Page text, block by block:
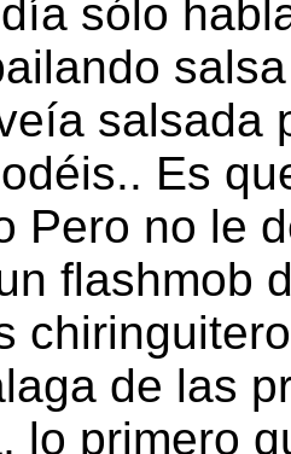
sólo
salsada
Es
Pero no le
flashmob
de las
lo primero